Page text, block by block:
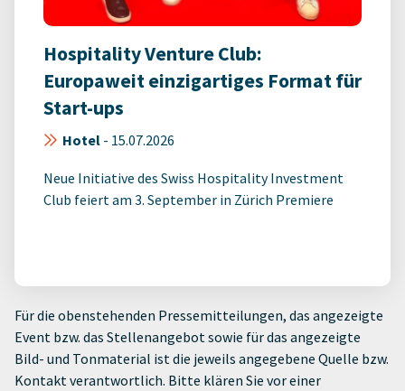
Hospitality Venture Club:
Europaweit einzigartiges Format für
Start-ups
Hotel - 15.07.2026
Neue Initiative des Swiss Hospitality Investment
Club feiert am 3. September in Zürich Premiere
Für die obenstehenden Pressemitteilungen, das angezeigte
Event bzw. das Stellenangebot sowie für das angezeigte
Bild- und Tonmaterial ist die jeweils angegebene Quelle bzw.
Kontakt verantwortlich. Bitte klären Sie vor einer